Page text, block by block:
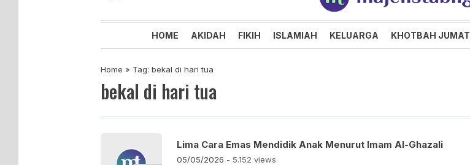
Majelis Tabligh Muhammadiyah
Syiar Dakwah Islam Berkemajuan dan Menggembirakan
HOME AKIDAH FIKIH ISLAMIAH KELUARGA KHOTBAH JUMAT
Home » Tag: bekal di hari tua
bekal di hari tua
Lima Cara Emas Mendidik Anak Menurut Imam Al-Ghazali
05/05/2026 - 5.152 views